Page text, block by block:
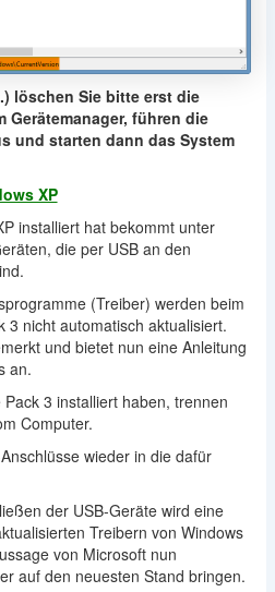
löschen Sie bitte erst die
Gerätemanager, führen die
und starten dann das System
XP
installiert hat bekommt unter
die per USB an den
(Treiber) werden beim
3 nicht automatisch aktualisiert.
und bietet nun eine Anleitung
an.
3 installiert haben, trennen
Computer.
wieder in die dafür
der USB-Geräte wird eine
Treibern von Windows
von Microsoft nun
auf den neuesten Stand bringen.